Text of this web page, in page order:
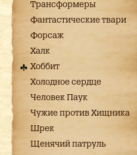
Трансформеры
Фантастические твари
Форсаж
Халк
Хоббит
Холодное сердце
Человек Паук
Чужие против Хищника
Шрек
Щенячий патруль